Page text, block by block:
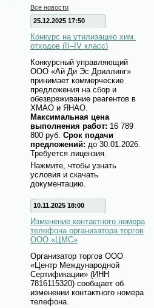
Все новости
25.12.2025 17:50
Конкурс на утилизацию хим.
отходов (II–IV класс)
Конкурсный управляющий
ООО «Ай Ди Эс Дриллинг»
принимает коммерческие
предложения на сбор и
обезвреживание реагентов в
ХМАО и ЯНАО.
Максимальная цена
выполнения работ: 16 789
800 руб. Срок подачи
предложений: до 30.01.2026.
Требуется лицензия.
Нажмите, чтобы узнать
условия и скачать
документацию.
10.11.2025 18:00
Изменение контактного номера
телефона организатора торгов
ООО «ЦМС»
Организатор торгов ООО
«Центр Международной
Сертификации» (ИНН
7816115320) сообщает об
изменении контактного номера
телефона.